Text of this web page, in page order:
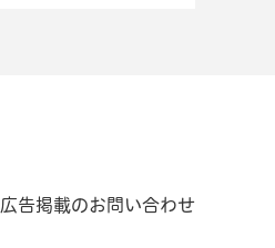
広告掲載のお問い合わせ